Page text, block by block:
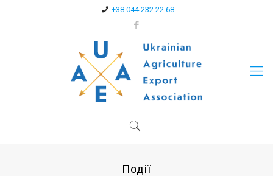
+38 044 232 22 68
Події